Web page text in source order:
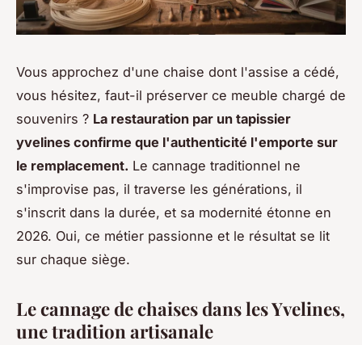
Vous approchez d'une chaise dont l'assise a cédé,
vous hésitez, faut-il préserver ce meuble chargé de
souvenirs ? La restauration par un tapissier
yvelines confirme que l'authenticité l'emporte sur
le remplacement. Le cannage traditionnel ne
s'improvise pas, il traverse les générations, il
s'inscrit dans la durée, et sa modernité étonne en
2026. Oui, ce métier passionne et le résultat se lit
sur chaque siège.
Le cannage de chaises dans les Yvelines,
une tradition artisanale